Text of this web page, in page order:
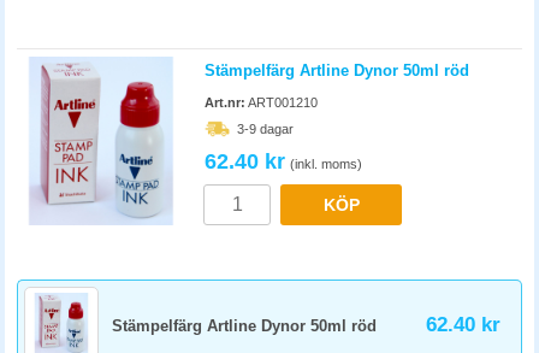
Stämpelfärg Artline Dynor 50ml röd
Art.nr: ART001210
3-9 dagar
62.40 kr (inkl. moms)
KÖP
Stämpelfärg Artline Dynor 50ml röd 62.40 kr